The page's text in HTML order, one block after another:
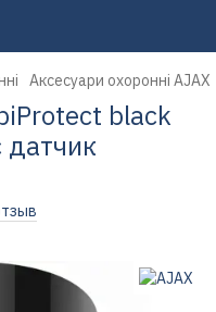
Аксесуари охоронні AJAX
black
датчик